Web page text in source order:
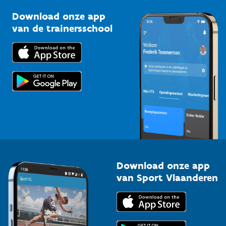
Bedrijven
Trainers en begeleiders
Topsporters
Kennisplatform
Downloads
Voor de pers
Download onze app
van de trainersschool
Download onze app
van Sport Vlaanderen